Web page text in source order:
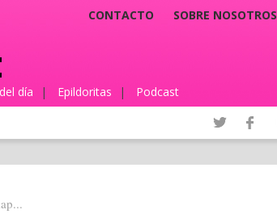
CONTACTO SOBRE NOSOTROS
día | Epildoritas | Podcast